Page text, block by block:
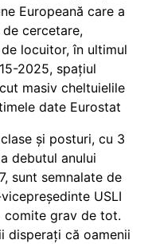
Europeană care a
cercetare,
locuitor, în ultimul
2025, spațiul
masiv cheltuielile
date Eurostat
și posturi, cu 3
debutul anului
sunt semnalate de
USLI
comite grav de tot.
disperați că oamenii